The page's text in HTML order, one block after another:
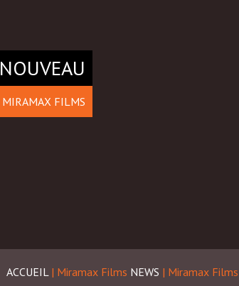
NOUVEAU
MIRAMAX FILMS
ACCUEIL | Miramax Films NEWS | Miramax Films